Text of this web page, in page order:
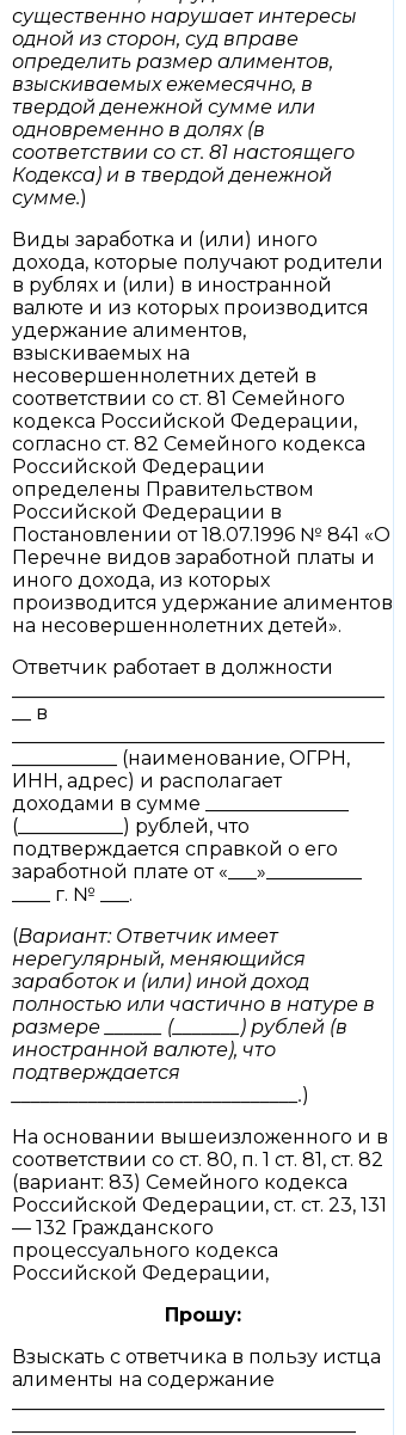
существенно нарушает интересы
одной из сторон, суд вправе
определить размер алиментов,
взыскиваемых ежемесячно, в
твердой денежной сумме или
одновременно в долях (в
соответствии со ст. 81 настоящего
Кодекса) и в твердой денежной
сумме.)
Виды заработка и (или) иного
дохода, которые получают родители
в рублях и (или) в иностранной
валюте и из которых производится
удержание алиментов,
взыскиваемых на
несовершеннолетних детей в
соответствии со ст. 81 Семейного
кодекса Российской Федерации,
согласно ст. 82 Семейного кодекса
Российской Федерации
определены Правительством
Российской Федерации в
Постановлении от 18.07.1996 № 841 «О
Перечне видов заработной платы и
иного дохода, из которых
производится удержание алиментов
на несовершеннолетних детей».
Ответчик работает в должности
__ в
___________ (наименование, ОГРН,
ИНН, адрес) и располагает
доходами в сумме _______________
(___________) рублей, что
подтверждается справкой о его
заработной плате от «___»__________
____ г. № ___.
(Вариант: Ответчик имеет
нерегулярный, меняющийся
заработок и (или) иной доход
полностью или частично в натуре в
размере ______ (_______) рублей (в
иностранной валюте), что
подтверждается
______________________________.)
На основании вышеизложенного и в
соответствии со ст. 80, п. 1 ст. 81, ст. 82
(вариант: 83) Семейного кодекса
Российской Федерации, ст. ст. 23, 131
— 132 Гражданского
процессуального кодекса
Российской Федерации,
Прошу:
Взыскать с ответчика в пользу истца
алименты на содержание